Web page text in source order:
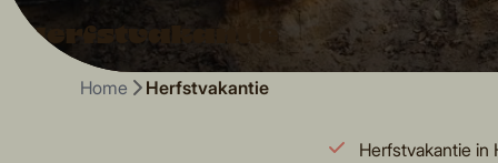
Herfstvakantie
Home Herfstvakantie
Herfstvakantie in